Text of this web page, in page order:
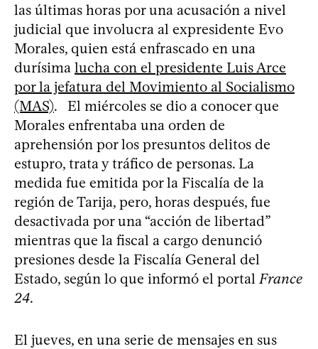
las últimas horas por una acusación a nivel
judicial que involucra al expresidente Evo
Morales, quien está enfrascado en una
durísima lucha con el presidente Luis Arce
por la jefatura del Movimiento al Socialismo
(MAS). El miércoles se dio a conocer que
Morales enfrentaba una orden de
aprehensión por los presuntos delitos de
estupro, trata y tráfico de personas. La
medida fue emitida por la Fiscalía de la
región de Tarija, pero, horas después, fue
desactivada por una “acción de libertad”
mientras que la fiscal a cargo denunció
presiones desde la Fiscalía General del
Estado, según lo que informó el portal France
24.
El jueves, en una serie de mensajes en sus